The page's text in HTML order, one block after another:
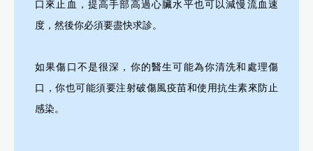
口來止血，提高手部高過心臟水平也可以減慢流血速
度，然後你必須要盡快求診。
如果傷口不是很深，你的醫生可能為你清洗和處理傷
口，你也可能須要注射破傷風疫苗和使用抗生素來防止
感染。